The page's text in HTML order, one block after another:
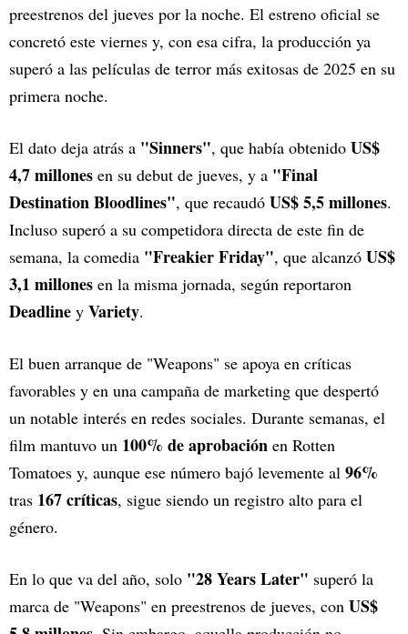
preestrenos del jueves por la noche. El estreno oficial se
concretó este viernes y, con esa cifra, la producción ya
superó a las películas de terror más exitosas de 2025 en su
primera noche.
El dato deja atrás a "Sinners", que había obtenido US$
4,7 millones en su debut de jueves, y a "Final
Destination Bloodlines", que recaudó US$ 5,5 millones.
Incluso superó a su competidora directa de este fin de
semana, la comedia "Freakier Friday", que alcanzó US$
3,1 millones en la misma jornada, según reportaron
Deadline y Variety.
El buen arranque de "Weapons" se apoya en críticas
favorables y en una campaña de marketing que despertó
un notable interés en redes sociales. Durante semanas, el
film mantuvo un 100% de aprobación en Rotten
Tomatoes y, aunque ese número bajó levemente al 96%
tras 167 críticas, sigue siendo un registro alto para el
género.
En lo que va del año, solo "28 Years Later" superó la
marca de "Weapons" en preestrenos de jueves, con US$